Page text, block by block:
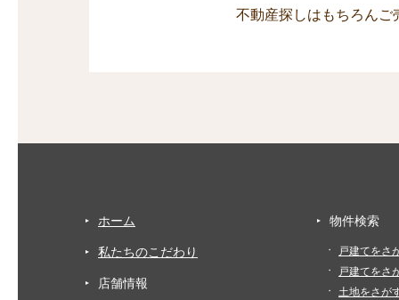
不動産探しはもちろんご
ホーム
私たちのこだわり
店舗情報
物件検索
戸建てをさ
戸建てをさ
土地をさが